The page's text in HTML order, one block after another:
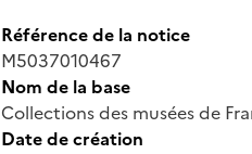
Référence de la notice
M5037010467
Nom de la base
Collections des musées de
Date de création